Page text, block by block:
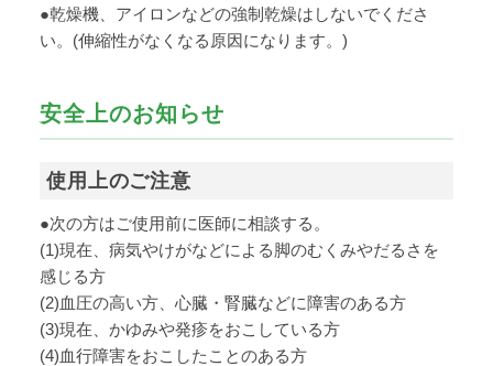
●乾燥機、アイロンなどの強制乾燥はしないでくださ
い。(伸縮性がなくなる原因になります。)
安全上のお知らせ
使用上のご注意
●次の方はご使用前に医師に相談する。
(1)現在、病気やけがなどによる脚のむくみやだるさを
感じる方
(2)血圧の高い方、心臓・腎臓などに障害のある方
(3)現在、かゆみや発疹をおこしている方
(4)血行障害をおこしたことのある方